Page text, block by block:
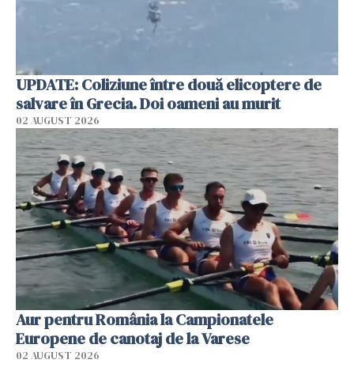
UPDATE: Coliziune între două elicoptere de
salvare în Grecia. Doi oameni au murit
02 AUGUST 2026
Aur pentru România la Campionatele
Europene de canotaj de la Varese
02 AUGUST 2026